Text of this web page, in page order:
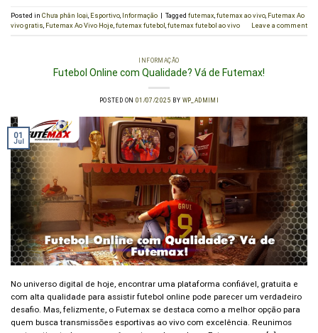
Posted in Chưa phân loại Esportivo Informação | Tagged futemax futemax ao vivo Futemax Ao
vivo gratis Futemax Ao Vivo Hoje futemax futebol futemax futebol ao vivo Leave a comment
INFORMAÇÃO
Futebol Online com Qualidade? Vá de Futemax!
POSTED ON 01/07/2025 BY WP_ADMIMI
01
Jul
No universo digital de hoje, encontrar uma plataforma confiável, gratuita e
com alta qualidade para assistir futebol online pode parecer um verdadeiro
desafio. Mas, felizmente, o Futemax se destaca como a melhor opção para
quem busca transmissões esportivas ao vivo com excelência. Reunimos